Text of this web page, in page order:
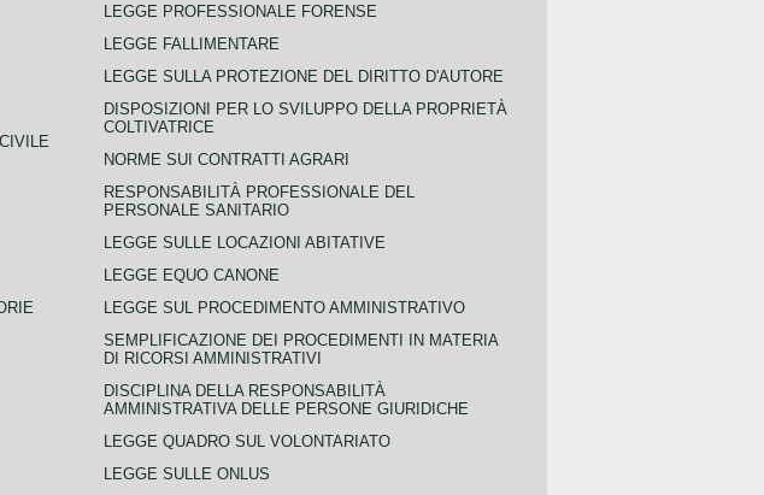
LEGGE PROFESSIONALE FORENSE
LEGGE FALLIMENTARE
LEGGE SULLA PROTEZIONE DEL DIRITTO D'AUTORE
DISPOSIZIONI PER LO SVILUPPO DELLA PROPRIETÀ
COLTIVATRICE
NORME SUI CONTRATTI AGRARI
RESPONSABILITÀ PROFESSIONALE DEL
PERSONALE SANITARIO
LEGGE SULLE LOCAZIONI ABITATIVE
LEGGE EQUO CANONE
LEGGE SUL PROCEDIMENTO AMMINISTRATIVO
SEMPLIFICAZIONE DEI PROCEDIMENTI IN MATERIA
DI RICORSI AMMINISTRATIVI
DISCIPLINA DELLA RESPONSABILITÀ
AMMINISTRATIVA DELLE PERSONE GIURIDICHE
LEGGE QUADRO SUL VOLONTARIATO
LEGGE SULLE ONLUS